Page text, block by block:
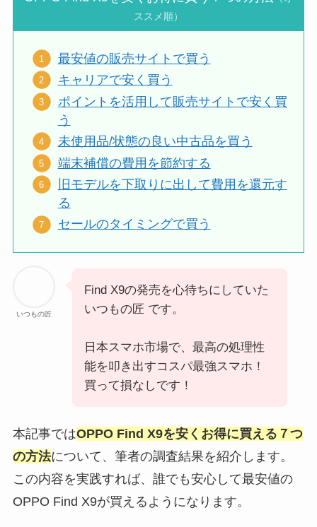
ススメ順）
最安値の販売サイトで買う
キャリアで安く買う
ポイントを活用して販売サイトで安く買
う
未使用品/状態の良い中古品を買う
端末補償の費用を節約する
旧モデルを下取りに出して費用を還元す
る
セールのタイミングで買う
いつもの匠
Find X9の発売を心待ちにしていた
いつもの匠 です。
日本スマホ市場で、最高の処理性
能を叩き出すコスパ最強スマホ！
買って損なしです！
本記事ではOPPO Find X9を安くお得に買える７つ
の方法について、筆者の調査結果を紹介します。
この内容を実践すれば、誰でも安心して最安値の
OPPO Find X9が買えるようになります。